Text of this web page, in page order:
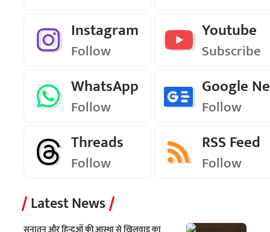
Instagram
Follow
Youtube
Subscribe
WhatsApp
Follow
Google
Follow
Threads
Follow
RSS Feed
Follow
Latest News